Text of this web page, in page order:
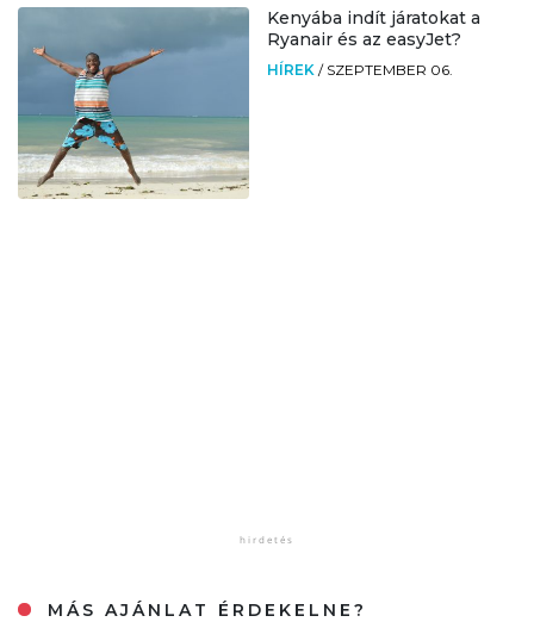
Kenyába indít járatokat a
Ryanair és az easyJet?
HÍREK / SZEPTEMBER 06.
MÁS AJÁNLAT ÉRDEKELNE?